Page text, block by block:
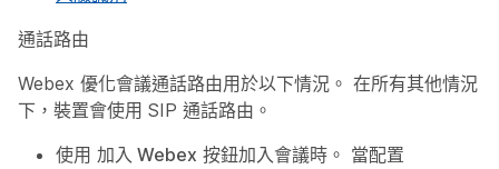
通話路由
Webex 優化會議通話路由用於以下情況。 在所有其他情況
下，裝置會使用 SIP 通話路由。
使用 加入 Webex 按鈕加入會議時。 當配置